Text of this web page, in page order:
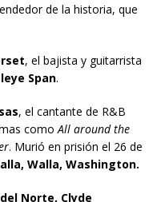
de la historia, que
, el bajista y guitarrista
Span.
, el cantante de R&B
como All around the
. Murió en prisión el 26 de
Walla, Washington.
Norte, Clyde